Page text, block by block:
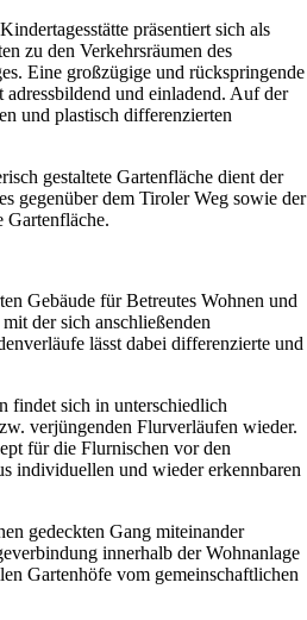
präsentiert sich als
zu den Verkehrsräumen des
Eine großzügige und rückspringende
und einladend. Auf der
und plastisch differenzierten
gestaltete Gartenfläche dient der
gegenüber dem Tiroler Weg sowie der
Gartenfläche.
Gebäude für Betreutes Wohnen und
der sich anschließenden
lässt dabei differenzierte und
findet sich in unterschiedlich
verjüngenden Flurverläufen wieder.
für die Flurnischen vor den
individuellen und wieder erkennbaren
gedeckten Gang miteinander
innerhalb der Wohnanlage
Gartenhöfe vom gemeinschaftlichen